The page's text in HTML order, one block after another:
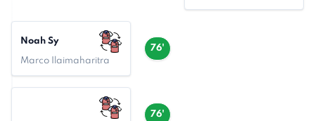
76'
Noah Sy
Marco Ilaimaharitra
76'